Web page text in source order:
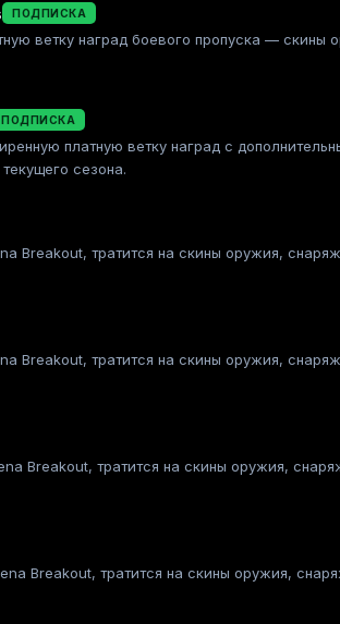
ПОДПИСКА
ветку наград боевого пропуска — скины
ПОДПИСКА
платную ветку наград с
сезона.
Breakout, тратится на скины оружия,
Breakout, тратится на скины оружия,
Breakout, тратится на скины оружия,
Breakout, тратится на скины оружия,